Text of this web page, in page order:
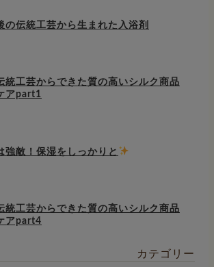
の伝統工芸から生まれた入浴剤
統工芸からできた質の高いシルク商品
アpart1
強敵！保湿をしっかりと
統工芸からできた質の高いシルク商品
アpart4
カテゴリー